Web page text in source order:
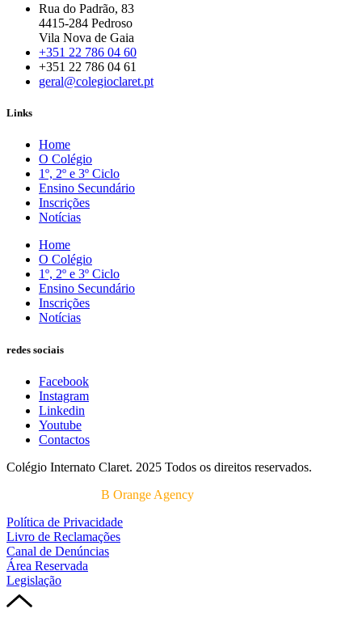
Rua do Padrão, 83
4415-284 Pedroso
Vila Nova de Gaia
+351 22 786 04 60
+351 22 786 04 61
geral@colegioclaret.pt
Links
Home
O Colégio
1º, 2º e 3º Ciclo
Ensino Secundário
Inscrições
Notícias
Home
O Colégio
1º, 2º e 3º Ciclo
Ensino Secundário
Inscrições
Notícias
redes sociais
Facebook
Instagram
Linkedin
Youtube
Contactos
Colégio Internato Claret. 2025 Todos os direitos reservados.
B Orange Agency
Política de Privacidade
Livro de Reclamações
Canal de Denúncias
Área Reservada
Legislação